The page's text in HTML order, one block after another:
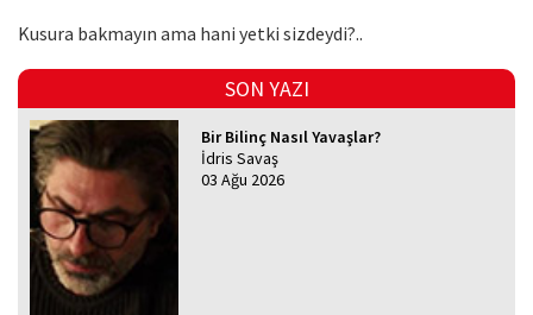
Kusura bakmayın ama hani yetki sizdeydi?..
SON YAZI
Bir Bilinç Nasıl Yavaşlar?
İdris Savaş
03 Ağu 2026